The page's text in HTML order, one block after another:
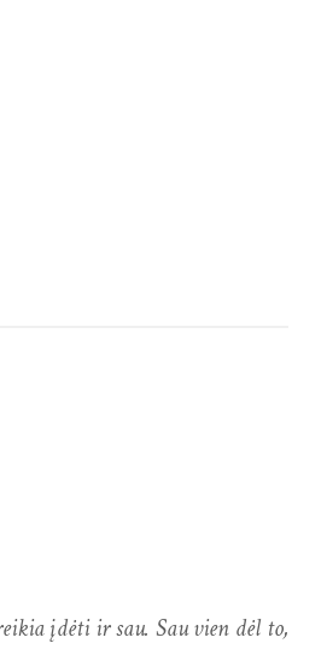
įdėti ir sau. Sau vien dėl to,